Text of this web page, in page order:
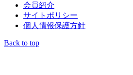
会員紹介
サイトポリシー
個人情報保護方針
Back to top